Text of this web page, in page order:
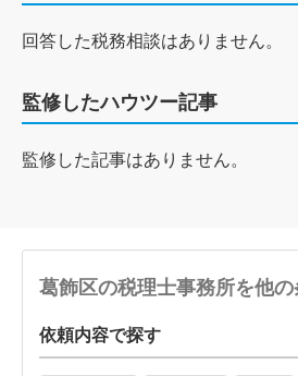
回答した税務相談はありません。
監修したハウツー記事
監修した記事はありません。
葛飾区の税理士事務所を他
依頼内容で探す